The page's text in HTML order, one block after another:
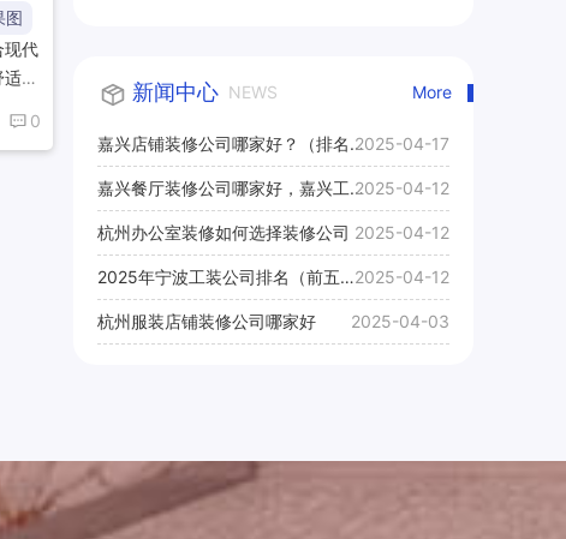
图
现代
、
丰
0
新闻中心 NEWS More
嘉兴店铺装修公司哪家好？（排名
前十口碑推荐）
2025-04-17
嘉兴餐厅装修公司哪家好，嘉兴工
装公司推荐
2025-04-12
杭州办公室装修如何选择装修公司 2025-04-12
2025年宁波工装公司排名（前五
名）
2025-04-12
杭州服装店铺装修公司哪家好 2025-04-03